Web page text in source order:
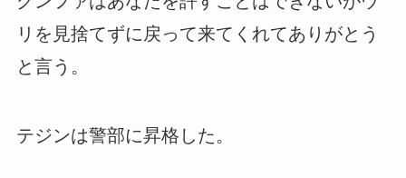
リを見捨てずに戻って来てくれてありがとう
と言う。
テジンは警部に昇格した。